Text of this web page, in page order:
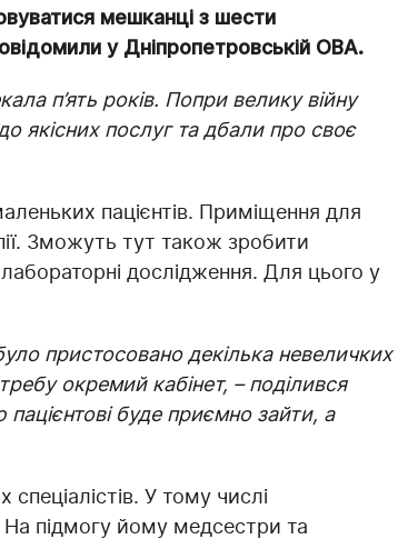
мешканці з шести
у Дніпропетровській ОВА.
п’ять років. Попри велику війну
якісних послуг та дбали про своє
пацієнтів. Приміщення для
Зможуть тут також зробити
дослідження. Для цього у
пристосовано декілька невеличких
окремий кабінет, – поділився
пацієнтові буде приємно зайти, а
У тому числі
підмогу йому медсестри та